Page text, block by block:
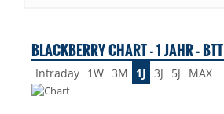
BLACKBERRY CHART - 1 JAHR - BTT
Intraday 1W 3M 1J 3J 5J MAX